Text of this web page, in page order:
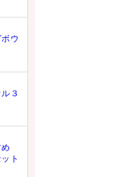
ウ
３
ト